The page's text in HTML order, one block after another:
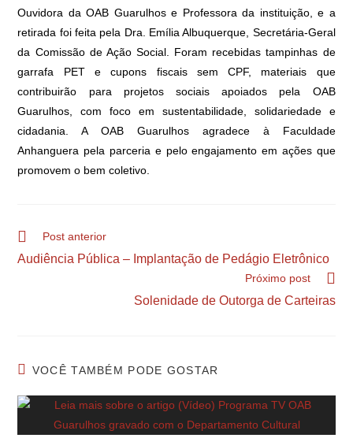
Ouvidora da OAB Guarulhos e Professora da instituição, e a
retirada foi feita pela Dra. Emília Albuquerque, Secretária-Geral
da Comissão de Ação Social. Foram recebidas tampinhas de
garrafa PET e cupons fiscais sem CPF, materiais que
contribuirão para projetos sociais apoiados pela OAB
Guarulhos, com foco em sustentabilidade, solidariedade e
cidadania. A OAB Guarulhos agradece à Faculdade
Anhanguera pela parceria e pelo engajamento em ações que
promovem o bem coletivo.
Post anterior
Audiência Pública – Implantação de Pedágio Eletrônico
Próximo post
Solenidade de Outorga de Carteiras
VOCÊ TAMBÉM PODE GOSTAR